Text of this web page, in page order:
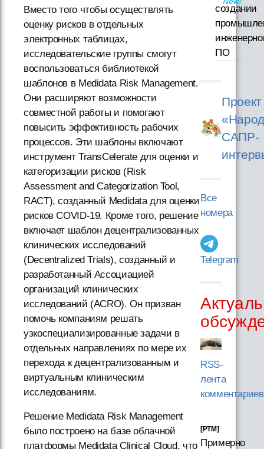
Вместо того чтобы осуществлять
оценку рисков в отдельных
электронных таблицах,
исследовательские группы смогут
воспользоваться библиотекой
шаблонов в Medidata Risk Management.
Они расширяют возможности
совместной работы и помогают
повысить эффективность рабочих
процессов. Эти шаблоны включают
инструмент TransCelerate для оценки и
категоризации рисков (Risk
Assessment and Categorization Tool,
RACT), созданный Medidata для оценки
рисков COVID-19. Кроме того, решение
включает шаблон децентрализованных
клинических исследований
(Decentralized Trials), созданный и
разработанный Ассоциацией
организаций клинических
исследований (ACRO). Он призван
помочь компаниям решать
узкоспециализированные задачи в
отдельных направлениях по мере их
перехода к децентрализованным и
виртуальным клиническим
исследованиям.
Решение Medidata Risk Management
было построено на базе облачной
платформы Medidata Clinical Cloud, что
создании
ПО
Проект
САПР-
Все
номера
Telegram
RSS-
лента
комментариев
[PTM]
Примерно